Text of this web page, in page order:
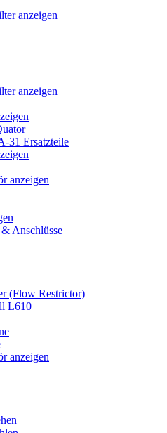
anzeigen
anzeigen
31 Ersatzteile
anzeigen
Anschlüsse
(Flow Restrictor)
L610
anzeigen